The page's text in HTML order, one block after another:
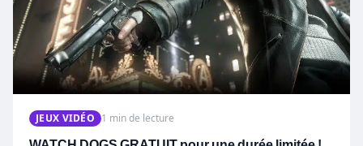
JEUX VIDÉO 1 min de lecture